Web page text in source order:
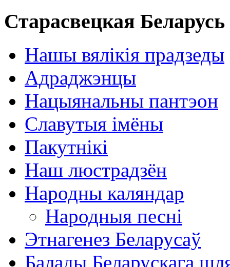
Старасвецкая Беларусь
Нашы вялікія прадзеды
Адраджэнцы
Нацыянальны пантэон
Славутыя імёны
Пакутнікі
Наш люстрадзён
Народны каляндар
Народныя песні
Этнагенез Беларусаў
Балады Беларускага